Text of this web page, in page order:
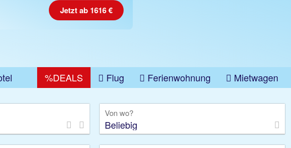
Jetzt ab 1616 €
%DEALS Flug Ferienwohnung Mietwagen
Von wo?
Beliebig